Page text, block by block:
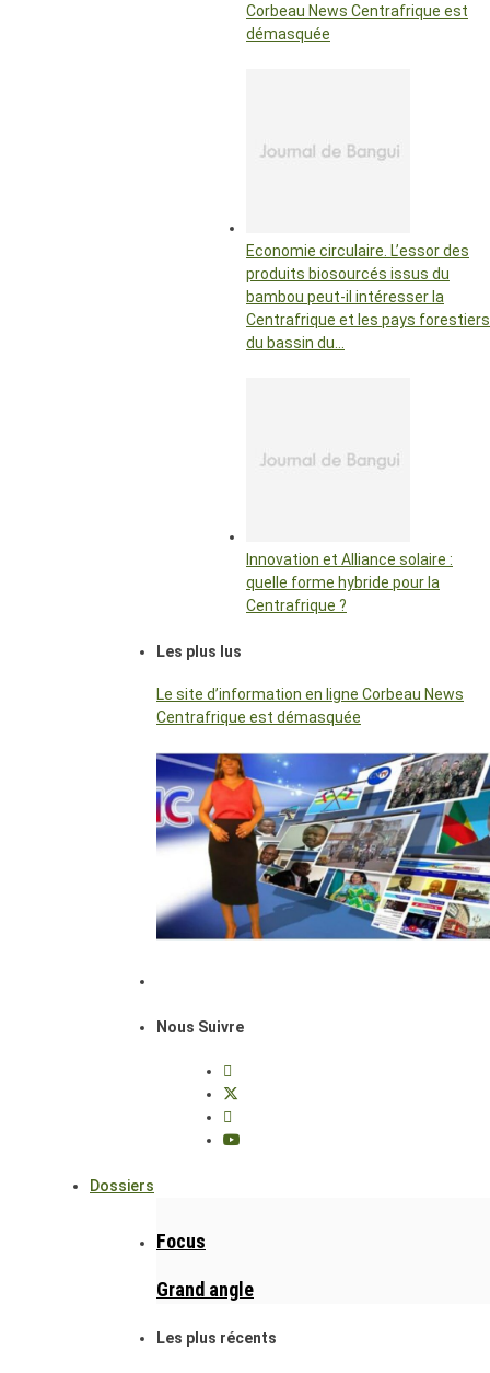
Corbeau News Centrafrique est
démasquée
Economie circulaire. L’essor des
produits biosourcés issus du
bambou peut-il intéresser la
Centrafrique et les pays forestiers
du bassin du…
Innovation et Alliance solaire :
quelle forme hybride pour la
Centrafrique ?
Les plus lus
Le site d’information en ligne Corbeau News
Centrafrique est démasquée
Nous Suivre
Dossiers
Focus
Grand angle
Les plus récents